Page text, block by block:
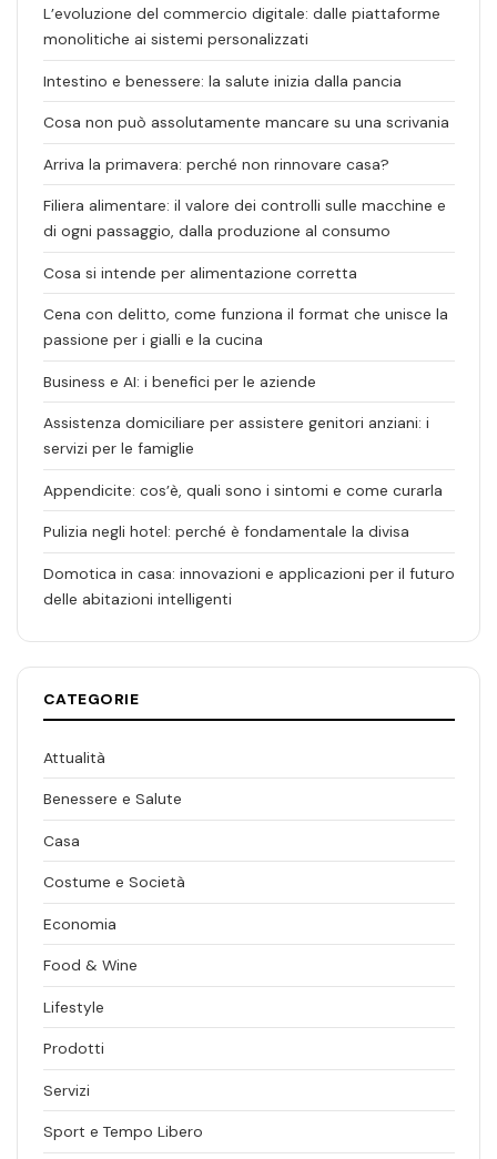
L’evoluzione del commercio digitale: dalle piattaforme
monolitiche ai sistemi personalizzati
Intestino e benessere: la salute inizia dalla pancia
Cosa non può assolutamente mancare su una scrivania
Arriva la primavera: perché non rinnovare casa?
Filiera alimentare: il valore dei controlli sulle macchine e
di ogni passaggio, dalla produzione al consumo
Cosa si intende per alimentazione corretta
Cena con delitto, come funziona il format che unisce la
passione per i gialli e la cucina
Business e AI: i benefici per le aziende
Assistenza domiciliare per assistere genitori anziani: i
servizi per le famiglie
Appendicite: cos’è, quali sono i sintomi e come curarla
Pulizia negli hotel: perché è fondamentale la divisa
Domotica in casa: innovazioni e applicazioni per il futuro
delle abitazioni intelligenti
CATEGORIE
Attualità
Benessere e Salute
Casa
Costume e Società
Economia
Food & Wine
Lifestyle
Prodotti
Servizi
Sport e Tempo Libero